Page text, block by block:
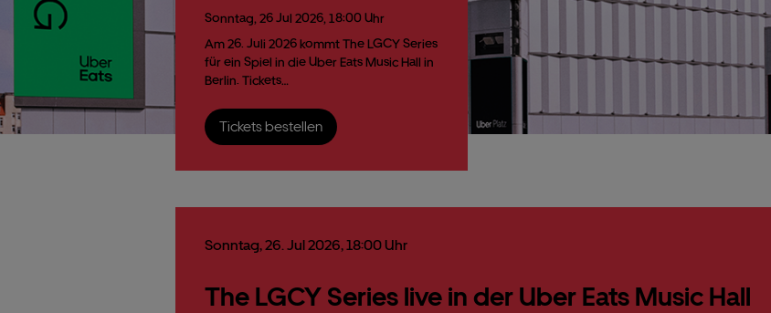
Sonntag, 26Jul 2026, 18:00 Uhr
Am 26. Juli 2026 kommt The LGCY Series
für ein Spiel in die Uber Eats Music Hall in
Berlin. Tickets…
Tickets bestellen
Sonntag,26.Jul2026,18:00 Uhr
The LGCY Series live in der Uber Eats Music Hall